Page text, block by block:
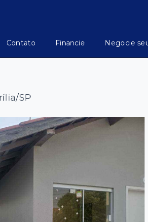
Contato Financie Negocie
SP